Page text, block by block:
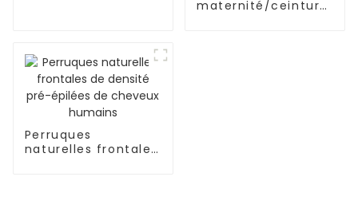
maternité/ceinture
Perruques
naturelles frontales